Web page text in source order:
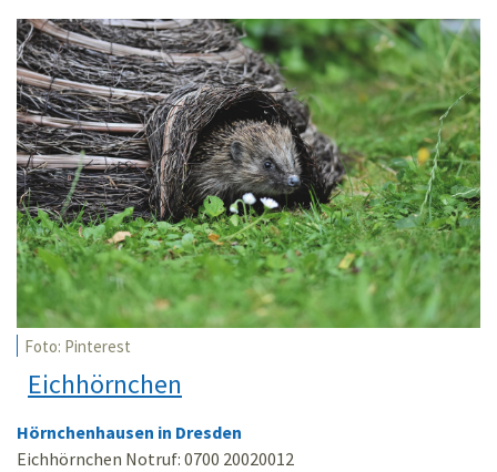
Foto: Pinterest
Eichhörnchen
Hörnchenhausen in Dresden
Eichhörnchen Notruf: 0700 20020012